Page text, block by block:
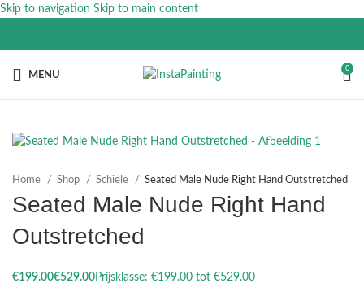
Skip to navigation Skip to main content
MENU
0
Home Shop Schiele Seated Male Nude Right Hand Outstretched
Seated Male Nude Right Hand
Outstretched
€ €